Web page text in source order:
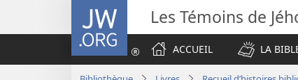
JW.ORG Les Témoins de
ACCUEIL
LA